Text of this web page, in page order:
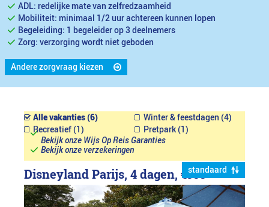
ADL: redelijke mate van zelfredzaamheid
Mobiliteit: minimaal 1/2 uur achtereen kunnen lopen
Begeleiding: 1 begeleider op 3 deelnemers
Zorg: verzorging wordt niet geboden
Andere zorgvraag kiezen
Alle vakanties (6)
Winter & feestdagen (4)
Recreatief (1)
Pretpark (1)
Bekijk onze Wijs Op Reis Garanties
Bekijk onze verzekeringen
standaard
Disneyland Parijs, 4 dagen, €999